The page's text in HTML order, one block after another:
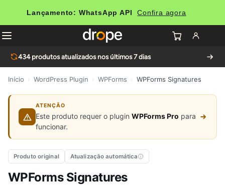
Lançamento: WhatsApp API Confira agora
434produtos atualizados nos últimos 7 dias
Início WordPress Plugin WPForms WPForms Signatures
ATENÇÃO
Este produto requer o plugin WPForms Pro para
funcionar.
Produto original Atualização automática
WPForms Signatures